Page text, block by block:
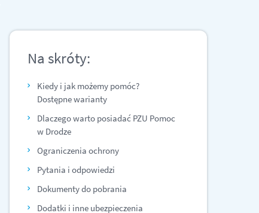
Na skróty:
Kiedy i jak możemy pomóc?
Dostępne warianty
Dlaczego warto posiadać PZU Pomoc
w Drodze
Ograniczenia ochrony
Pytania i odpowiedzi
Dokumenty do pobrania
Dodatki i inne ubezpieczenia